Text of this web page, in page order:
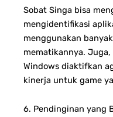
Sobat Singa bisa
mengidentifikasi
menggunakan
mematikannya. Juga,
Windows diaktifkan
kinerja untuk game
6. Pendinginan yang